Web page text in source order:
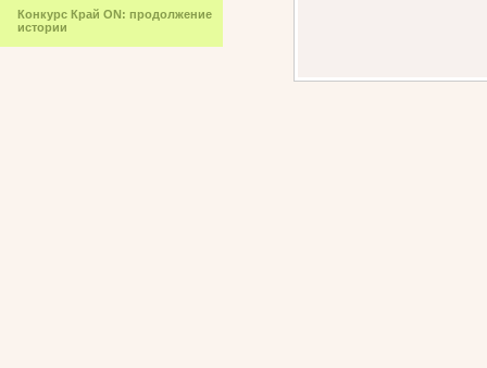
Конкурс Край ON: продолжение
истории